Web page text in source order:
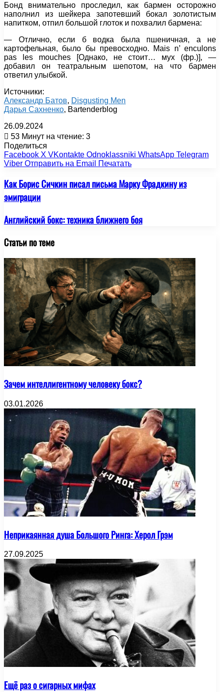
Бонд внимательно проследил, как бармен осторожно
наполнил из шейкера запотевший бокал золотистым
напитком, отпил большой глоток и похвалил бармена:
— Отлично, если б водка была пшеничная, а не
картофельная, было бы превосходно. Mais n’ enculons
pas les mouches [Однако, не стоит… мух (фр.)], —
добавил он театральным шепотом, на что бармен
ответил улыбкой.
Источники:
Александр Батов, Disgusting Men
Дарья Сахненко, Bartenderblog
26.09.2024
53 Минут на чтение: 3
Поделиться
Facebook X VKontakte Odnoklassniki WhatsApp Telegram
Viber Отправить на Email Печатать
Как Борис Сичкин писал письма Марку Фрадкину из
эмиграции
Английский бокс: техника ближнего боя
Статьи по теме
Зачем интеллигентному человеку бокс?
03.01.2026
Неприкаянная душа Большого Ринга: Херол Грэм
27.09.2025
Ещё раз о сигарных мифах